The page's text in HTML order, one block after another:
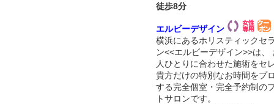
徒歩8分
エルビーデザイン
横浜にあるホリスティックセ
ン<<エルビーデザイン>>は、
人ひとりに合わせた施術をセ
貴方だけの特別なお時間をプ
する完全個室・完全予約制の
トサロンです。